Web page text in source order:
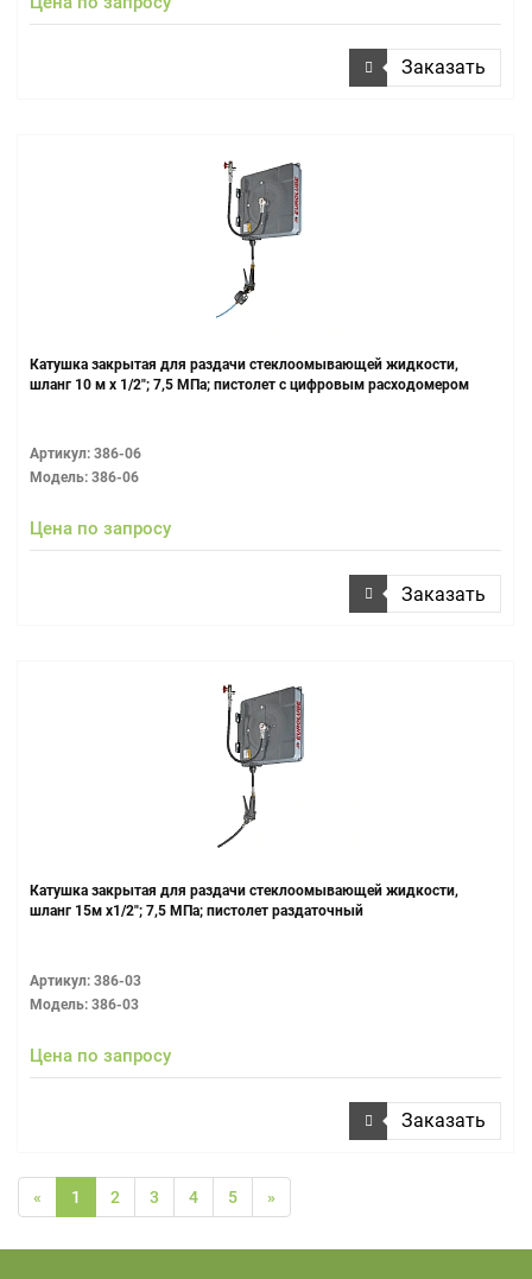
Заказать
Катушка закрытая для раздачи стеклоомывающей жидкости,
шланг 10 м х 1/2"; 7,5 МПа; пистолет с цифровым расходомером
Артикул: 386-06
Модель: 386-06
Цена по запросу
Заказать
Катушка закрытая для раздачи стеклоомывающей жидкости,
шланг 15м х1/2"; 7,5 МПа; пистолет раздаточный
Артикул: 386-03
Модель: 386-03
Цена по запросу
Заказать
« 1 2 3 4 5 »